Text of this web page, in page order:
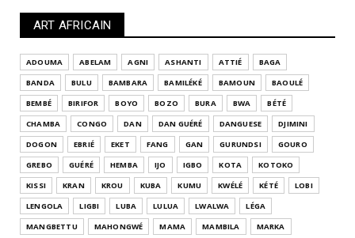
ART AFRICAIN
ADOUMA ABELAM AGNI ASHANTI ATTIÉ
BAGA
BANDA
BULU BAMBARA BAMILÉKÉ BAMOUN
BAOULÉ
BEMBÉ
BIRIFOR BOYO BOZO BURA BWA
BÉTÉ
CHAMBA
CONGO DAN DAN GUÉRÉ DANGUESE
DJIMINI
DOGON
EBRIÉ EKET FANG GAN GURUNDSI
GOURO
GREBO
GUÉRÉ HEMBA IJO IGBO KOTA
KOTOKO
KISSI
KRAN KROU KUBA KUMU KWÉLÉ KÉTÉ
LOBI
LENGOLA
LIGBI LUBA LULUA LWALWA
LÉGA
MANGBETTU
MAHONGWÉ MAMA MAMBILA
MARKA